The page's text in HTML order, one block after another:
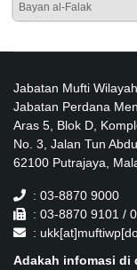
Bayan al-Falak
Jabatan Mufti
Jabatan Perdana
Aras 5, Blok D,
No. 3, Jalan Tun
62100 Putrajaya,
: 03-8870 9000
: 03-8870 9101 /
:
Adakah infomasi di